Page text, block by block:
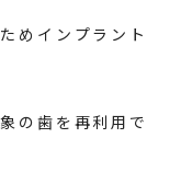
めインプラント
歯を再利用で